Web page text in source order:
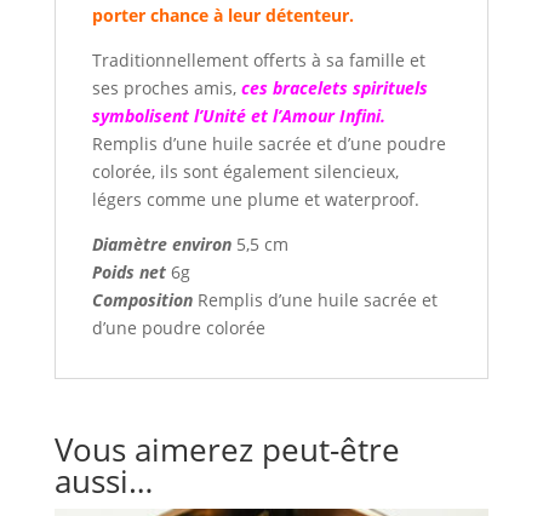
porter chance à leur détenteur.
Traditionnellement offerts à sa famille et
ses proches amis,ces bracelets spirituels
symbolisent l’Unité et l’Amour Infini.
Remplis d’une huile sacrée et d’une poudre
colorée, ils sont également silencieux,
légers comme une plume et waterproof.
Diamètre environ5,5 cm
Poids net6g
CompositionRemplis d’une huile sacrée et
d’une poudre colorée
Vous aimerez peut-être
aussi…